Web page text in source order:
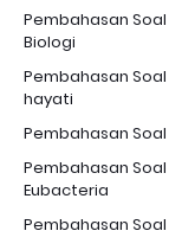
Pembahasan
Biologi
Pembahasan
hayati
Pembahasan
Pembahasan
Eubacteria
Pembahasan